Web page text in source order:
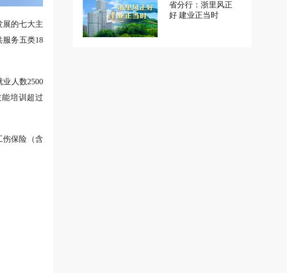
展的七大主
服务五类18
人数2500
培训超过
伤保险（含
省分行：浙里风正
好 建业正当时